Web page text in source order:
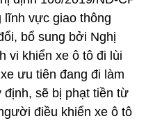
lĩnh vực giao thông
bổ sung bởi Nghị
vi khiển xe ô tô đi lùi
ưu tiên đang đi làm
định, sẽ bị phạt tiền từ
điều khiển xe ô tô